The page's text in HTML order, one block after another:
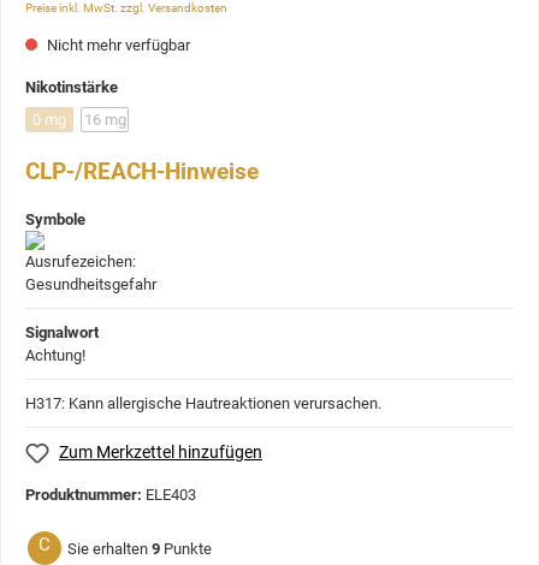
Preise inkl. MwSt. zzgl. Versandkosten
Nicht mehr verfügbar
Nikotinstärke
0 mg
16 mg
CLP-/REACH-Hinweise
Symbole
Signalwort
Achtung!
H317: Kann allergische Hautreaktionen verursachen.
Zum Merkzettel hinzufügen
Produktnummer: ELE403
C Sie erhalten 9 Punkte